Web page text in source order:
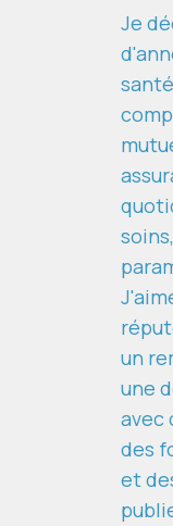
Je
un
une
avec
des
et